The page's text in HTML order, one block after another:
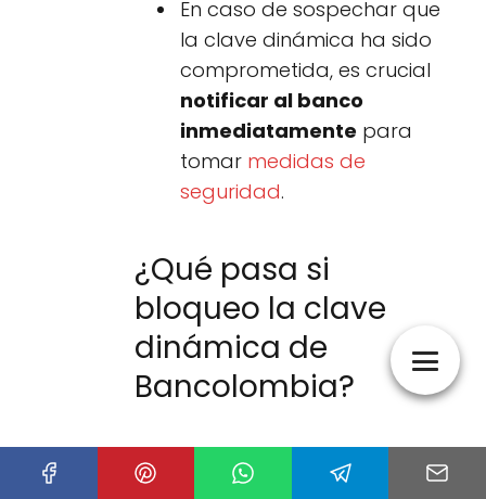
En caso de sospechar que
la clave dinámica ha sido
comprometida, es crucial
notificar al banco
inmediatamente para
tomar medidas de
seguridad.
¿Qué pasa si
bloqueo la clave
dinámica de
Bancolombia?
Si bloqueas la clave dinámica de